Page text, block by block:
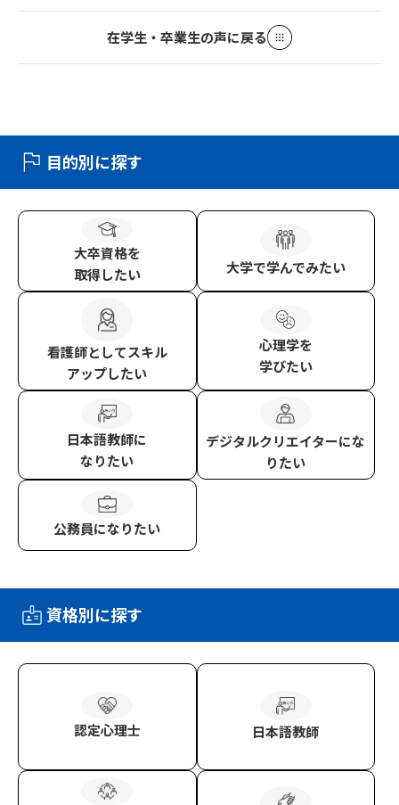
在学生・卒業生の声に戻る
目的別に探す
大卒資格を
取得したい
大学で学んでみたい
看護師としてスキル
アップしたい
心理学を
学びたい
日本語教師に
なりたい
デジタルクリエイターにな
りたい
公務員になりたい
資格別に探す
認定心理士 日本語教師